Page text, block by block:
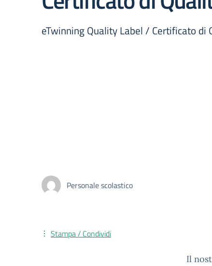
eTwinning Quality Label / Certificato
Personale scolastico
Il
Stampa / Condividi